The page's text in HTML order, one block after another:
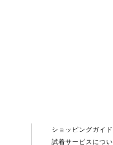
ショッピングガイド
試着サービスについ